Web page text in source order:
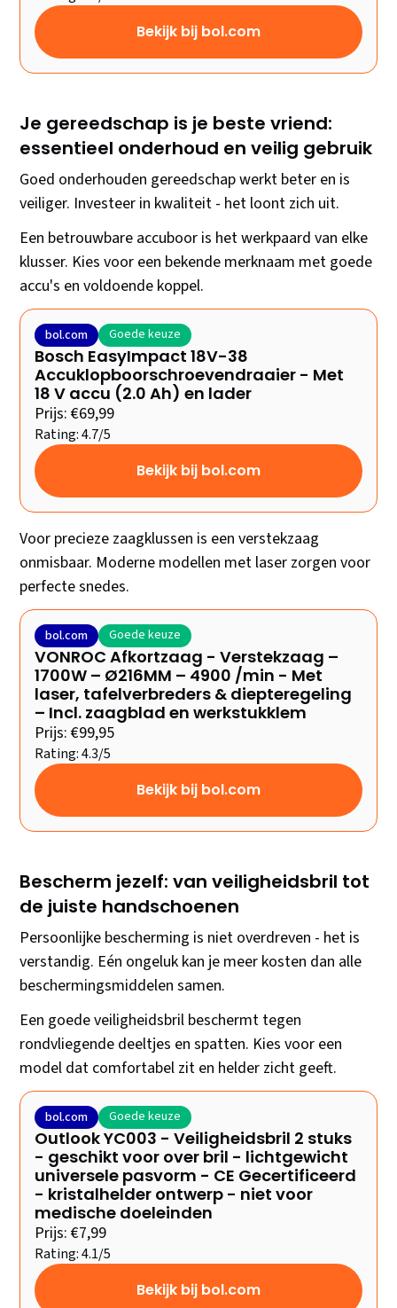
Bekijk bij bol.com
Je gereedschap is je beste vriend:
essentieel onderhoud en veilig gebruik
Goed onderhouden gereedschap werkt beter en is
veiliger. Investeer in kwaliteit - het loont zich uit.
Een betrouwbare accuboor is het werkpaard van elke
klusser. Kies voor een bekende merknaam met goede
accu's en voldoende koppel.
bol.com Goede keuze
Bosch EasyImpact 18V-38
Accuklopboorschroevendraaier - Met
18 V accu (2.0 Ah) en lader
Prijs: €69,99
Rating: 4.7/5
Bekijk bij bol.com
Voor precieze zaagklussen is een verstekzaag
onmisbaar. Moderne modellen met laser zorgen voor
perfecte snedes.
bol.com Goede keuze
VONROC Afkortzaag - Verstekzaag –
1700W – Ø216MM – 4900 /min - Met
laser, tafelverbreders & diepteregeling
– Incl. zaagblad en werkstukklem
Prijs: €99,95
Rating: 4.3/5
Bekijk bij bol.com
Bescherm jezelf: van veiligheidsbril tot
de juiste handschoenen
Persoonlijke bescherming is niet overdreven - het is
verstandig. Eén ongeluk kan je meer kosten dan alle
beschermingsmiddelen samen.
Een goede veiligheidsbril beschermt tegen
rondvliegende deeltjes en spatten. Kies voor een
model dat comfortabel zit en helder zicht geeft.
bol.com Goede keuze
Outlook YC003 - Veiligheidsbril 2 stuks
- geschikt voor over bril - lichtgewicht
universele pasvorm - CE Gecertificeerd
- kristalhelder ontwerp - niet voor
medische doeleinden
Prijs: €7,99
Rating: 4.1/5
Bekijk bij bol.com